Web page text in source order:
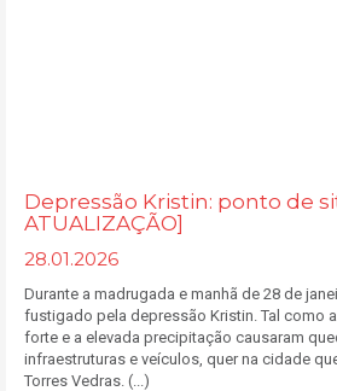
Depressão Kristin: ponto de
ATUALIZAÇÃO]
28.01.2026
Durante a madrugada e manhã de 28 de
fustigado pela depressão Kristin. Tal como
forte e a elevada precipitação causaram
infraestruturas e veículos, quer na cidade
Torres Vedras. (...)